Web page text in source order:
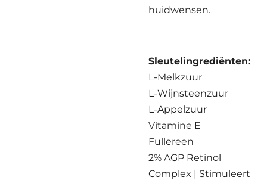
huidwensen.
Sleutelingrediënten:
L-Melkzuur
L-Wijnsteenzuur
L-Appelzuur
Vitamine E
Fullereen
2% AGP Retinol
Complex | Stimuleert